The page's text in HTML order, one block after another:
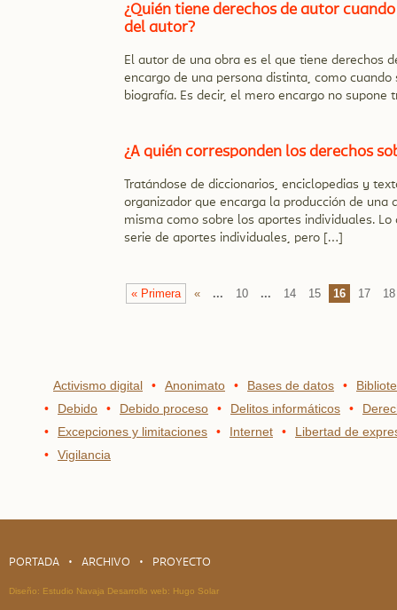
¿Quién tiene derechos de autor
del autor?
El autor de una obra es el que tiene derechos
encargo de una persona distinta, como
biografía. Es decir, el mero encargo no
¿A quién corresponden los derechos
Tratándose de diccionarios, enciclopedias y
organizador que encarga la producción de
misma como sobre los aportes individuales.
serie de aportes individuales, pero […]
« Primera « ... 10 ... 14 15 16 17 18
Activismo digital Anonimato Bases de datos
Debido
Debido proceso Delitos informáticos
Excepciones y limitaciones
Internet
Libertad de
Vigilancia
PORTADA ARCHIVO PROYECTO
Diseño: Estudio Navaja Desarrollo web: Hugo Solar